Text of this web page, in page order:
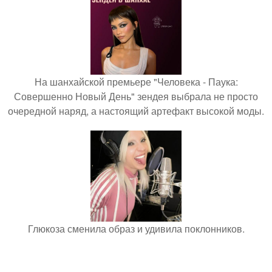
На шанхайской премьере "Человека - Паука:
Совершенно Новый День" зендея выбрала не просто
очередной наряд, а настоящий артефакт высокой моды.
Глюкоза сменила образ и удивила поклонников.